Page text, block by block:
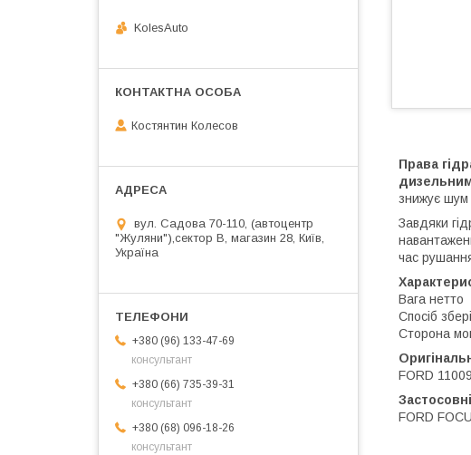
Права
знижує шум
Завдяки
час
Вага
Спосіб
Сторона
FORD
FORD
KolesAuto
Костянтин Колесов
вул. Садова 70-110, (автоцентр
"Жуляни"),сектор В, магазин 28, Київ,
Україна
+380 (96) 133-47-69
консультант
+380 (66) 735-39-31
консультант
+380 (68) 096-18-26
консультант